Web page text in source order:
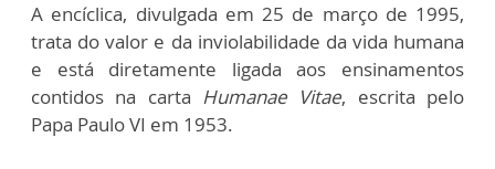
A encíclica, divulgada em 25 de março de 1995,
trata do valor e da inviolabilidade da vida humana
e está diretamente ligada aos ensinamentos
contidos na carta Humanae Vitae, escrita pelo
Papa Paulo VI em 1953.